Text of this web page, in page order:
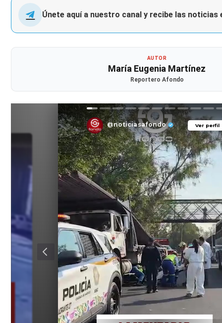
Únete aquí a nuestro canal y recibe las noticias
AUTOR
María Eugenia Martínez
Reportero Afondo
Ver perfil
@noticiasafondo Ver perfil